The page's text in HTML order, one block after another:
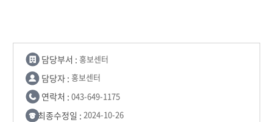
담당부서 : 홍보센터
담당자 : 홍보센터
연락처 : 043-649-1175
최종수정일 : 2024-10-26